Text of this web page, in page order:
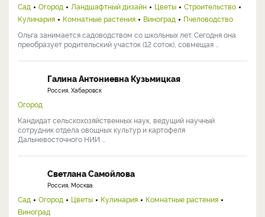
Сад Огород Ландшафтный дизайн Цветы
Строительство
Кулинария
Комнатные растения Виноград
Пчеловодство
Ольга занимается садоводством со школьных лет. Сегодня она
преобразует родительский участок (12 соток), совмещая ...
Галина Антониевна Кузьмицкая
Россия, Хабаровск
Огород
Кандидат сельскохозяйственных наук, ведущий научный
сотрудник отдела овощных культур и картофеля
Дальневосточного НИИ ...
Светлана Самойлова
Россия, Москва
Сад Огород Цветы Кулинария
Комнатные растения
Виноград